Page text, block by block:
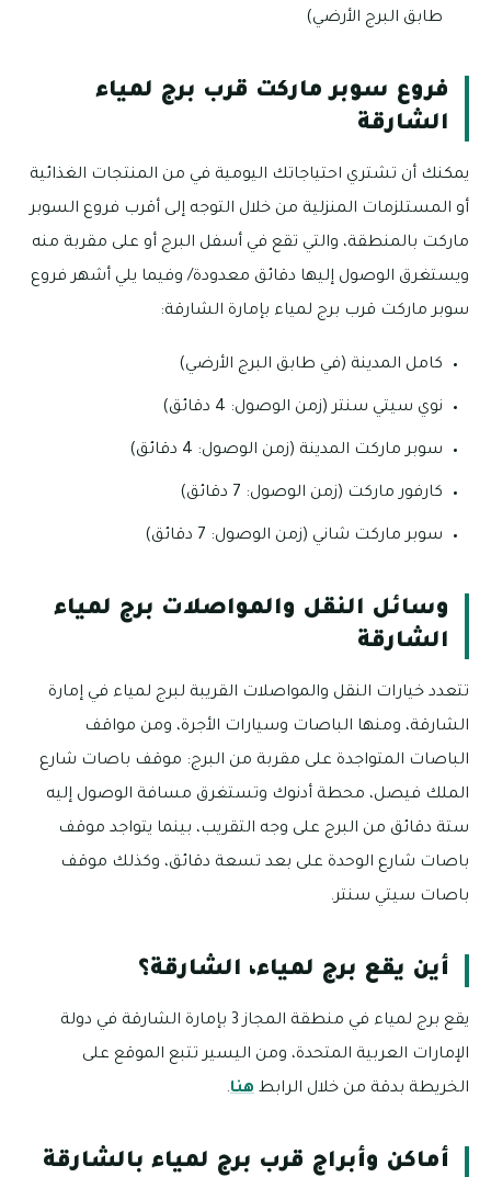
طابق البرج الأرضي)
فروع سوبر ماركت قرب برج لمياء
الشارقة
يمكنك أن تشتري احتياجاتك اليومية في من المنتجات الغذائية
أو المستلزمات المنزلية من خلال التوجه إلى أقرب فروع السوبر
ماركت بالمنطقة، والتي تقع في أسفل البرج أو على مقربة منه
ويستغرق الوصول إليها دقائق معدودة/ وفيما يلي أشهر فروع
سوبر ماركت قرب برج لمياء بإمارة الشارقة:
كامل المدينة (في طابق البرج الأرضي)
نوي سيتي سنتر (زمن الوصول: 4 دقائق)
سوبر ماركت المدينة (زمن الوصول: 4 دقائق)
كارفور ماركت (زمن الوصول: 7 دقائق)
سوبر ماركت شاني (زمن الوصول: 7 دقائق)
وسائل النقل والمواصلات برج لمياء
الشارقة
تتعدد خيارات النقل والمواصلات القريبة لبرج لمياء في إمارة
الشارقة، ومنها الباصات وسيارات الأجرة، ومن مواقف
الباصات المتواجدة على مقربة من البرج: موقف باصات شارع
الملك فيصل، محطة أدنوك وتستغرق مسافة الوصول إليه
ستة دقائق من البرج على وجه التقريب، بينما يتواجد موقف
باصات شارع الوحدة على بعد تسعة دقائق، وكذلك موقف
باصات سيتي سنتر.
أين يقع برج لمياء، الشارقة؟
يقع برج لمياء في منطقة المجاز 3 بإمارة الشارقة في دولة
الإمارات العربية المتحدة، ومن اليسير تتبع الموقع على
الخريطة بدقة من خلال الرابط هنا.
أماكن وأبراج قرب برج لمياء بالشارقة